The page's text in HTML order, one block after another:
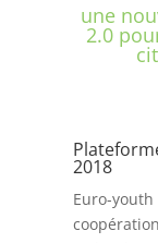
une
2.0
2018
Euro-youth